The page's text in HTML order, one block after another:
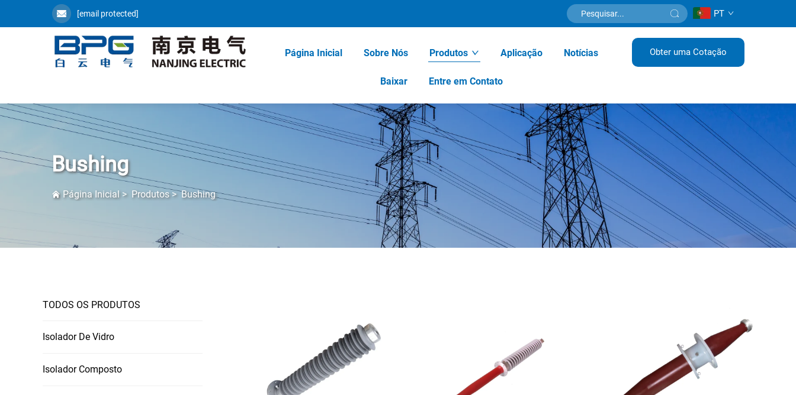
[email protected] PT
Página Inicial Sobre Nós Produtos Aplicação Notícias
Baixar Entre em Contato
Obter uma Cotação
Bushing
Página Inicial > Produtos>Bushing
TODOS OS PRODUTOS
Isolador De Vidro
Isolador Composto